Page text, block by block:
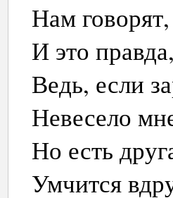
Нам
И это
Ведь, если
Невесело
Но есть
Умчится